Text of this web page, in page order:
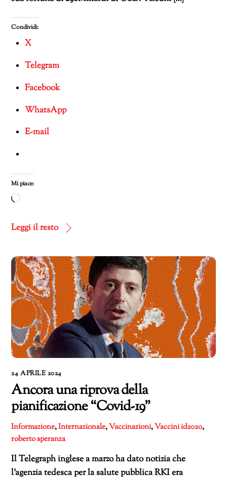
Condividi:
X
Telegram
Facebook
WhatsApp
E-mail
Mi piace:
Caricamento
corso…
Leggi il resto
24 APRILE 2024
Ancora una riprova della
pianificazione “Covid-19”
Informazione,Internazionale,Vaccinazioni,Vacciniid2020,
roberto speranza
Il Telegraph inglese a marzo ha dato notizia che
l’agenzia tedesca per la salute pubblica RKI era